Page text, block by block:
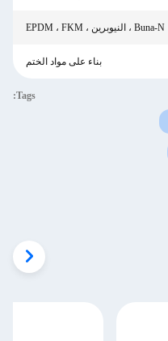
Buna-N ، النيوبرين ، EPDM ، FKM
بناء على مواد الختم
Tags: